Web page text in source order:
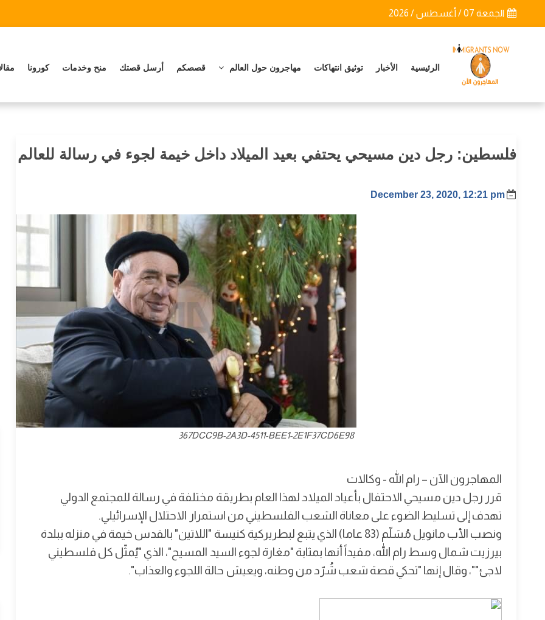
الجمعة 07 / أغسطس / 2026
الرئيسية الأخبار توثيق انتهاكات مهاجرون حول العالم قصصكم أرسل قصتك منح وخدمات كورونا
فلسطين: رجل دين مسيحي يحتفي بعيد الميلاد داخل خيمة لجوء في رسالة للعالم
December 23, 2020, 12:21 pm
367DCC9B-2A3D-4511-BEE1-2E1F37CD6E98
المهاجرون الآن – رام الله - وكالات
قرر رجل دين مسيحي الاحتفال بأعياد الميلاد لهذا العام بطريقة مختلفة في رسالة للمجتمع الدولي
تهدف إلى تسليط الضوء على معاناة الشعب الفلسطيني من استمرار الاحتلال الإسرائيلي.
ونصب الأب مانويل مُسَلّم (83 عاما) الذي يتبع لبطريركية كنيسة "اللاتين" بالقدس خيمة في منزله ببلدة
بيرزيت شمال وسط رام الله، مفيداً أنها بمثابة "مغارة لجوء السيد المسيح"، الذي "يُمثّل كل فلسطيني
لاجئ""، وقال إنها "تحكي قصة شعب شُرّد من وطنه، ويعيش حالة اللجوء والعذاب".